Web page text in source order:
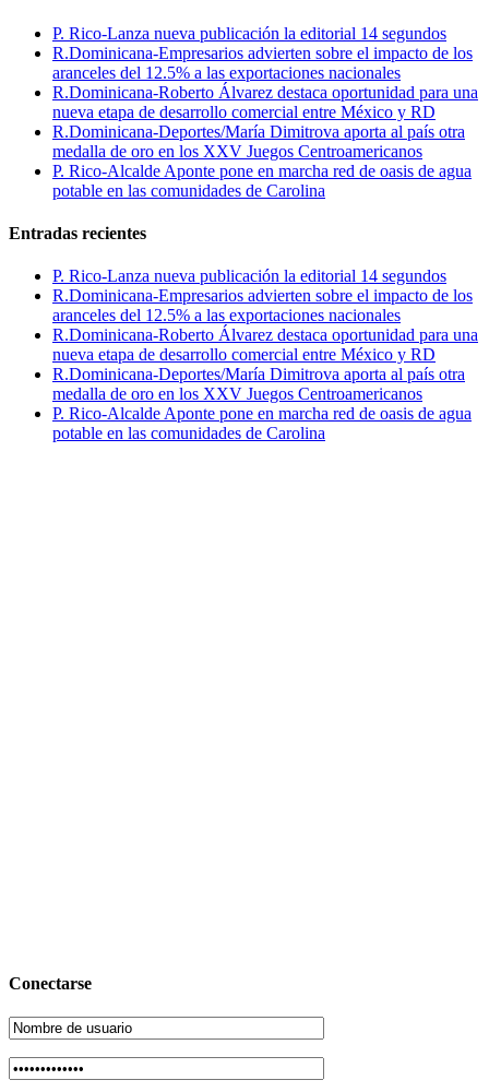
P. Rico-Lanza nueva publicación la editorial 14 segundos
R.Dominicana-Empresarios advierten sobre el impacto de los
aranceles del 12.5% a las exportaciones nacionales
R.Dominicana-Roberto Álvarez destaca oportunidad para una
nueva etapa de desarrollo comercial entre México y RD
R.Dominicana-Deportes/María Dimitrova aporta al país otra
medalla de oro en los XXV Juegos Centroamericanos
P. Rico-Alcalde Aponte pone en marcha red de oasis de agua
potable en las comunidades de Carolina
Entradas recientes
P. Rico-Lanza nueva publicación la editorial 14 segundos
R.Dominicana-Empresarios advierten sobre el impacto de los
aranceles del 12.5% a las exportaciones nacionales
R.Dominicana-Roberto Álvarez destaca oportunidad para una
nueva etapa de desarrollo comercial entre México y RD
R.Dominicana-Deportes/María Dimitrova aporta al país otra
medalla de oro en los XXV Juegos Centroamericanos
P. Rico-Alcalde Aponte pone en marcha red de oasis de agua
potable en las comunidades de Carolina
Conectarse